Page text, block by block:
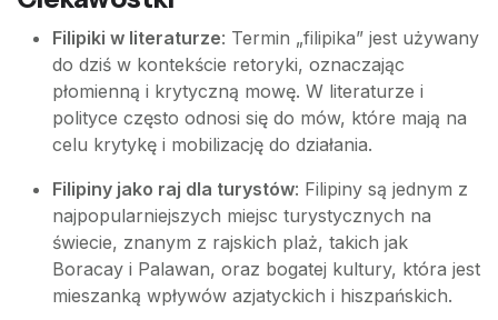
Filipiki w literaturze: Termin „filipika” jest używany
do dziś w kontekście retoryki, oznaczając
płomienną i krytyczną mowę. W literaturze i
polityce często odnosi się do mów, które mają na
celu krytykę i mobilizację do działania.
Filipiny jako raj dla turystów: Filipiny są jednym z
najpopularniejszych miejsc turystycznych na
świecie, znanym z rajskich plaż, takich jak
Boracay i Palawan, oraz bogatej kultury, która jest
mieszanką wpływów azjatyckich i hiszpańskich.